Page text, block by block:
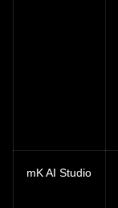
mK AI Studio